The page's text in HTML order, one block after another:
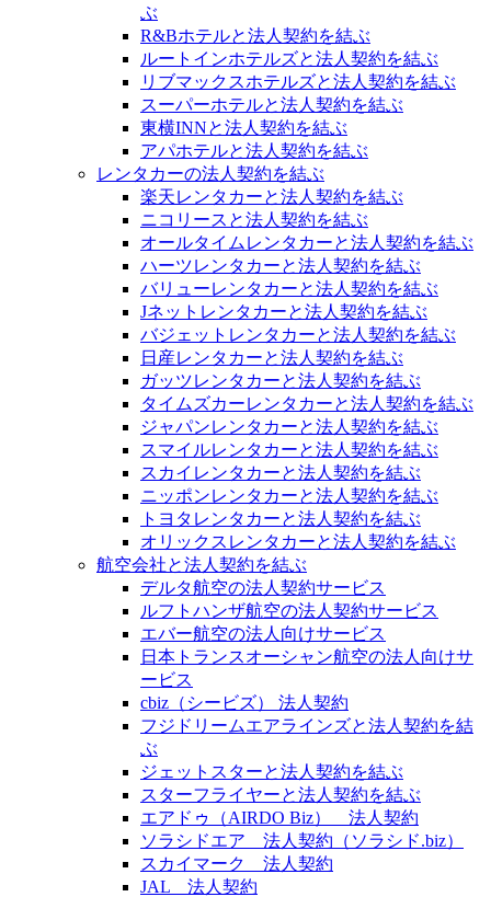
ぶ
R&Bホテルと法人契約を結ぶ
ルートインホテルズと法人契約を結ぶ
リブマックスホテルズと法人契約を結ぶ
スーパーホテルと法人契約を結ぶ
東横INNと法人契約を結ぶ
アパホテルと法人契約を結ぶ
レンタカーの法人契約を結ぶ
楽天レンタカーと法人契約を結ぶ
ニコリースと法人契約を結ぶ
オールタイムレンタカーと法人契約を結ぶ
ハーツレンタカーと法人契約を結ぶ
バリューレンタカーと法人契約を結ぶ
Jネットレンタカーと法人契約を結ぶ
バジェットレンタカーと法人契約を結ぶ
日産レンタカーと法人契約を結ぶ
ガッツレンタカーと法人契約を結ぶ
タイムズカーレンタカーと法人契約を結ぶ
ジャパンレンタカーと法人契約を結ぶ
スマイルレンタカーと法人契約を結ぶ
スカイレンタカーと法人契約を結ぶ
ニッポンレンタカーと法人契約を結ぶ
トヨタレンタカーと法人契約を結ぶ
オリックスレンタカーと法人契約を結ぶ
航空会社と法人契約を結ぶ
デルタ航空の法人契約サービス
ルフトハンザ航空の法人契約サービス
エバー航空の法人向けサービス
日本トランスオーシャン航空の法人向けサ
ービス
cbiz（シービズ） 法人契約
フジドリームエアラインズと法人契約を結
ぶ
ジェットスターと法人契約を結ぶ
スターフライヤーと法人契約を結ぶ
エアドゥ（AIRDO Biz） 法人契約
ソラシドエア 法人契約（ソラシド.biz）
スカイマーク 法人契約
JAL 法人契約